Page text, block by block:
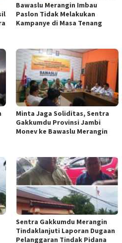
Bawaslu Merangin Imbau
Paslon Tidak Melakukan
Kampanye di Masa Tenang
Minta Jaga Soliditas, Sentra
Gakkumdu Provinsi Jambi
Monev ke Bawaslu Merangin
Sentra Gakkumdu Merangin
Tindaklanjuti Laporan Dugaan
Pelanggaran Tindak Pidana